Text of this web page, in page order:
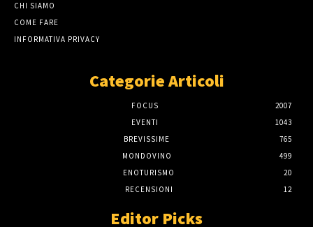
CHI SIAMO
COME FARE
INFORMATIVA PRIVACY
Categorie Articoli
FOCUS
2007
EVENTI
1043
BREVISSIME
765
MONDOVINO
499
ENOTURISMO
20
RECENSIONI
12
Editor Picks